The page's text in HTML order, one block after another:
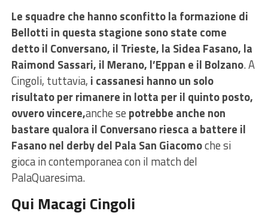
Le squadre che hanno sconfitto la formazione di
Bellotti in questa stagione sono state come
detto il Conversano, il Trieste, la Sidea Fasano, la
Raimond Sassari, il Merano, l’Eppan e il Bolzano. A
Cingoli, tuttavia, i cassanesi hanno un solo
risultato per rimanere in lotta per il quinto posto,
ovvero vincere,anche se potrebbe anche non
bastare qualora il Conversano riesca a battere il
Fasano nel derby del Pala San Giacomoche si
gioca in contemporanea con il match del
PalaQuaresima.
Qui Macagi Cingoli